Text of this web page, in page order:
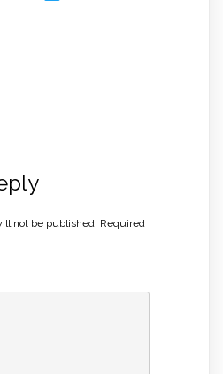
not be published. Required